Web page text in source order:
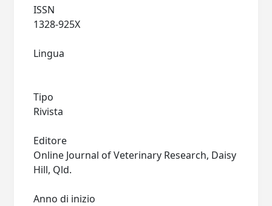
ISSN
Lingua
Tipo
Rivista
Editore
Online Journal of Veterinary Research, Daisy
Anno di inizio